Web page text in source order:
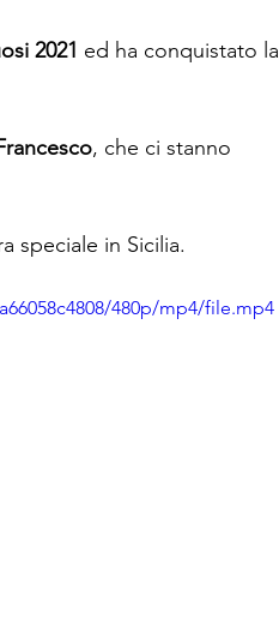
2021 ed ha conquistato la
, che ci stanno
speciale in Sicilia.
480p/mp4/file.mp4